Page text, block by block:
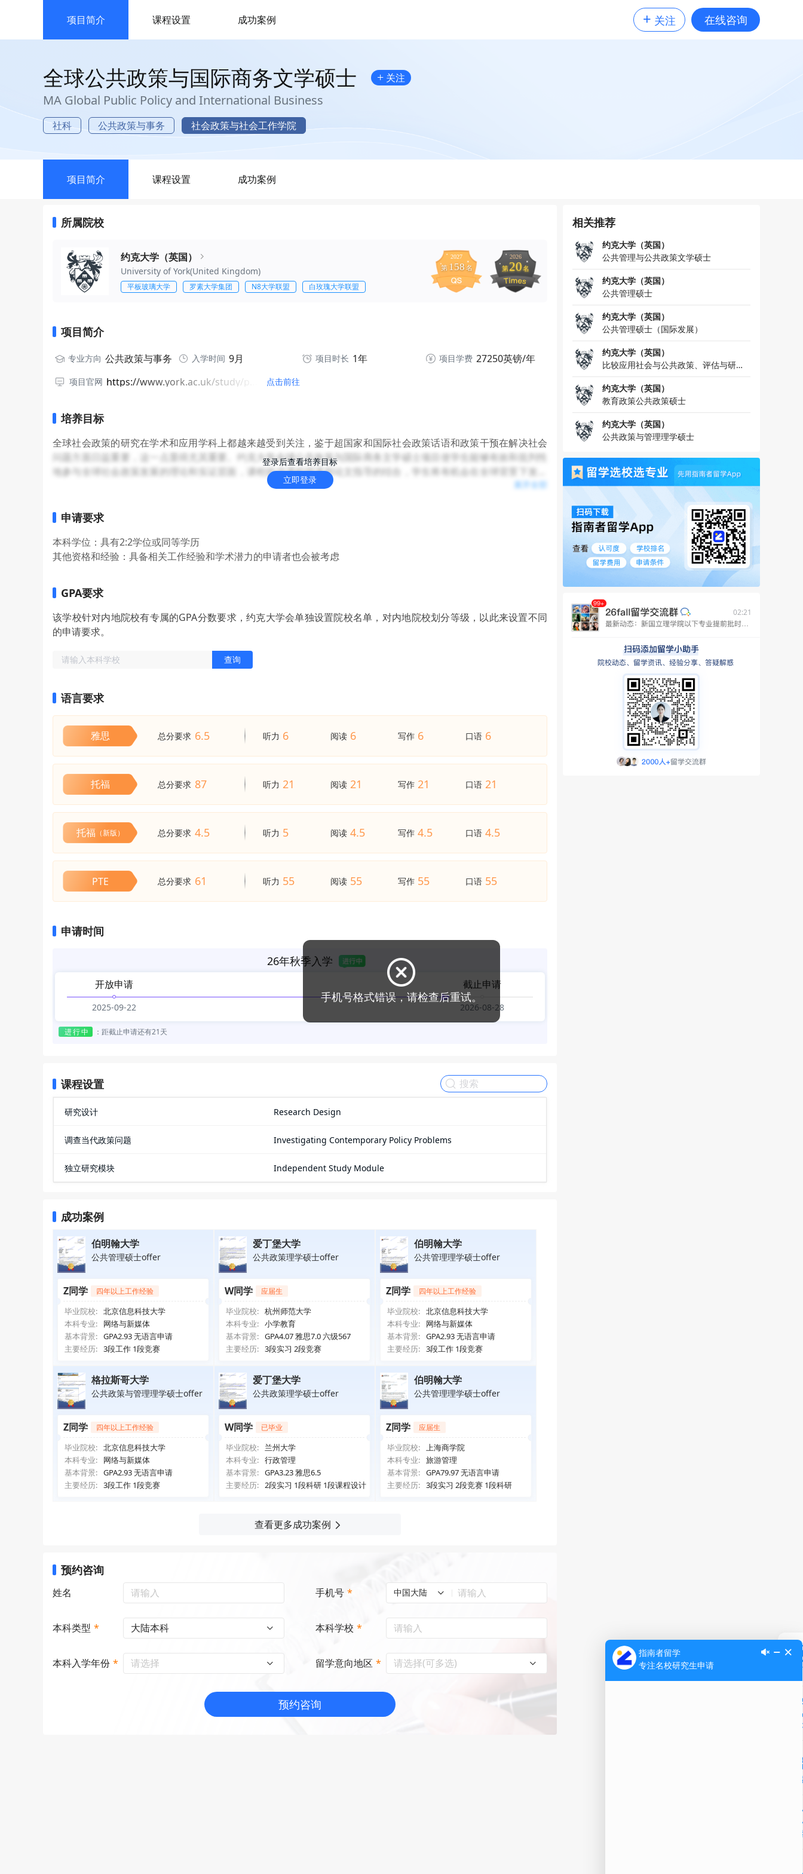
项目简介 课程设置 成功案例 + 关注 在线咨询
全球公共政策与国际商务文学硕士 + 关注
MA Global Public Policy and International Business
社科 公共政策与事务 社会政策与社会工作学院
项目简介 课程设置 成功案例
所属院校
约克大学（英国）
University of York(United Kingdom)
平板玻璃大学 罗素大学集团 N8大学联盟 白玫瑰大学联盟
2027
第 158 名
2026
第20名
项目简介
专业方向 公共政策与事务 入学时间 9月 项目时长 1年 项目学费 27250英镑/年
项目官网 点击前往
登录后查看培养目标
立即登录
培养目标
全球社会政策的研究在学术和应用学科上都越来越受到关注，鉴于超国家和国际社会政策话语和政策干预在解决社会
问题方面日益重要，这一点显得尤其重要。约克大学全球公共政策与国际商务文学硕士项目使学生能够有效和批判性
地参与全球社会政策发展的理论和实证层面，课程提供课程授课和论文指导的结合，学生将有机会在全球背景下发展
社会政策的详细知识，通过自己的研究项目探索感兴趣的社会政策领域。
展开全部
申请要求
本科学位：具有2:2学位或同等学历
其他资格和经验：具备相关工作经验和学术潜力的申请者也会被考虑
GPA要求
该学校针对内地院校有专属的GPA分数要求，约克大学会单独设置院校名单，对内地院校划分等级，以此来设置不同
的申请要求。
查询
语言要求
雅思 总分要求 6.5 听力 6 阅读 6 写作 6 口语 6
托福 总分要求 87 听力 21 阅读 21 写作 21 口语 21
托福（新版） 总分要求 4.5 听力 5 阅读 4.5 写作 4.5 口语 4.5
PTE 总分要求 61 听力 55 阅读 55 写作 55 口语 55
申请时间
26年秋季入学
开放申请
2025-09-22
截止申请
2026-08-28
进行中 ： 距截止申请还有21天
课程设置
研究设计 Research Design
调查当代政策问题 Investigating Contemporary Policy Problems
独立研究模块 Independent Study Module
成功案例
伯明翰大学
公共管理硕士offer
Z同学 四年以上工作经验
毕业院校: 北京信息科技大学
本科专业:
网络与新媒体
基本背景: GPA2.93 无语言申请
主要经历: 3段工作 1段竞赛
爱丁堡大学
公共政策理学硕士offer
W同学 应届生
毕业院校: 杭州师范大学
本科专业: 小学教育
基本背景:
GPA4.07 雅思7.0 六级567
主要经历: 3段实习 2段竞赛
伯明翰大学
公共管理理学硕士offer
Z同学 四年以上工作经验
毕业院校: 北京信息科技大学
本科专业:
网络与新媒体
基本背景: GPA2.93 无语言申请
主要经历: 3段工作 1段竞赛
格拉斯哥大学
公共政策与管理理学硕士offer
Z同学 四年以上工作经验
毕业院校: 北京信息科技大学
本科专业:
网络与新媒体
基本背景: GPA2.93 无语言申请
主要经历: 3段工作 1段竞赛
爱丁堡大学
公共政策理学硕士offer
W同学 已毕业
毕业院校:
兰州大学
本科专业: 行政管理
基本背景: GPA3.23 雅思6.5
主要经历: 2段实习 1段科研 1段课程设计
伯明翰大学
公共管理理学硕士offer
Z同学 应届生
毕业院校: 上海商学院
本科专业: 旅游管理
基本背景: GPA79.97 无语言申请
主要经历: 3段实习 2段竞赛 1段科研
查看更多成功案例
预约咨询
姓名 手机号 * 中国大陆
本科类型 * 大陆本科 本科学校 *
本科入学年份 * 请选择 留学意向地区 * 请选择(可多选)
预约咨询
相关推荐
约克大学（英国）
公共管理与公共政策文学硕士
约克大学（英国）
公共管理硕士
约克大学（英国）
公共管理硕士（国际发展）
约克大学（英国）
比较应用社会与公共政策、评估与研究
公共管理硕士
约克大学（英国）
教育政策公共政策硕士
约克大学（英国）
公共政策与管理理学硕士
02:21
公
微
在